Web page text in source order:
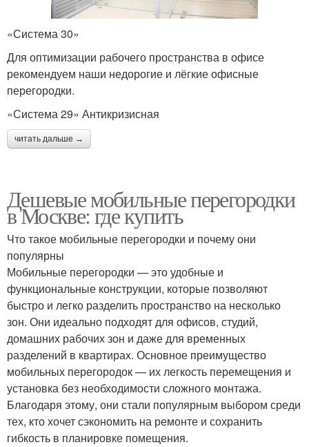
«Система 30»
Для оптимизации рабочего пространства в офисе
рекомендуем наши недорогие и лёгкие офисные
перегородки.
«Система 29» Антикризисная
читать дальше →
Дешевые мобильные перегородки
в Москве: где купить
Что такое мобильные перегородки и почему они
популярны
Мобильные перегородки — это удобные и
функциональные конструкции, которые позволяют
быстро и легко разделить пространство на несколько
зон. Они идеально подходят для офисов, студий,
домашних рабочих зон и даже для временных
разделений в квартирах. Основное преимущество
мобильных перегородок — их легкость перемещения и
установка без необходимости сложного монтажа.
Благодаря этому, они стали популярным выбором среди
тех, кто хочет сэкономить на ремонте и сохранить
гибкость в планировке помещения.